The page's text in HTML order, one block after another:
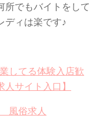
所でもバイトをして
ディは楽です♪
してる体験入店歓
サイト入口】
風俗求人